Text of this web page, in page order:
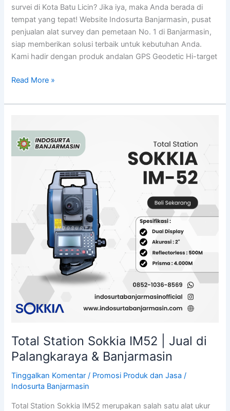
survei di Kota Batu Licin? Jika iya, maka Anda berada di
tempat yang tepat! Website Indosurta Banjarmasin, pusat
penjualan alat survey dan pemetaan No. 1 di Banjarmasin,
siap memberikan solusi terbaik untuk kebutuhan Anda.
Kami hadir dengan produk andalan GPS Geodetic Hi-target
Read More »
Total Station Sokkia IM52 | Jual di
Palangkaraya & Banjarmasin
Tinggalkan Komentar / Promosi Produk dan Jasa /
Indosurta Banjarmasin
Total Station Sokkia IM52 merupakan salah satu alat ukur
Station
Sokkia
IM52
Palangkaraya
Banjarmasin